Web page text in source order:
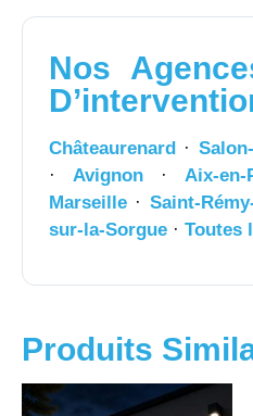
Nos
Châteaurenard ·
· Avignon · Aix-en-
Marseille · Saint-
sur-la-Sorgue · Toutes
Produits